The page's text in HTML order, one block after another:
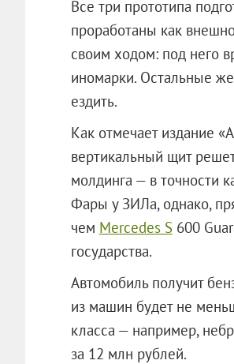
Все три прототипа
проработаны как
своим ходом: под него
иномарки. Остальные
ездить.
Как отмечает издание
вертикальный щит
молдинга — в точности
Фары у ЗИЛа, однако,
чем Mercedes S600
государства.
Автомобиль получит
из машин будет не
класса — например,
за 12 млн рублей.